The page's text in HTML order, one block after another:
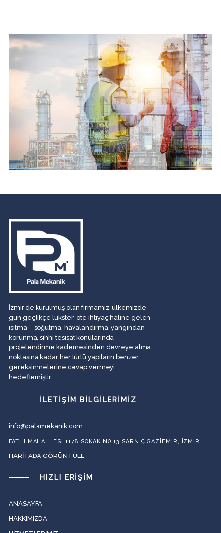
İzmir’de kurulmuş olan firmamız, ülkemizde
gün geçtikçe lüksten öte ihtiyaç haline gelen
ısıtma – soğutma, havalandırma, yangından
korunma, sıhhi tesisat konularında
projelendirme kademesinden devreye alma
noktasına kadar her türlü yapıların benzer
gereksinmelerine cevap vermeyi
hedeflemiştir.
İLETIŞIM BILGILERIMIZ
info@palamekanik.com
FATIH MAHALLESI 1178 SOKAK NO:13 SARNIÇ GAZIEMIR, İZMIR
HARITADA GÖRÜNTÜLE
HIZLI ERIŞIM
ANASAYFA
HAKKIMIZDA